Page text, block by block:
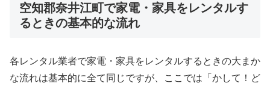
空知郡奈井江町で家電・家具をレンタルす
るときの基本的な流れ
各レンタル業者で家電・家具をレンタルするときの大まか
な流れは基本的に全て同じですが、ここでは「かして！ど